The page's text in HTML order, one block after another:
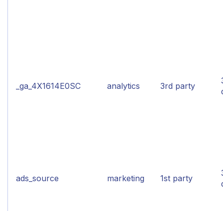
_ga_4X1614E0SC analytics 3rd party
ads_source marketing 1st party